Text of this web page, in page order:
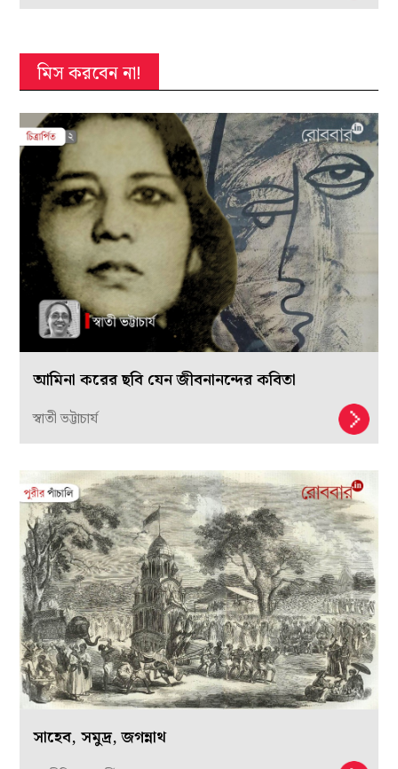
মিস করবেন না!
আমিনা করের ছবি যেন জীবনানন্দের কবিতা
স্বাতী ভট্টাচার্য
সাহেব, সমুদ্র, জগন্নাথ